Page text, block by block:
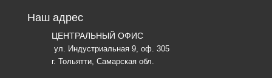
Наш адрес
ЦЕНТРАЛЬНЫЙ ОФИС
ул. Индустриальная 9, оф. 305
г. Тольятти, Самарская обл.